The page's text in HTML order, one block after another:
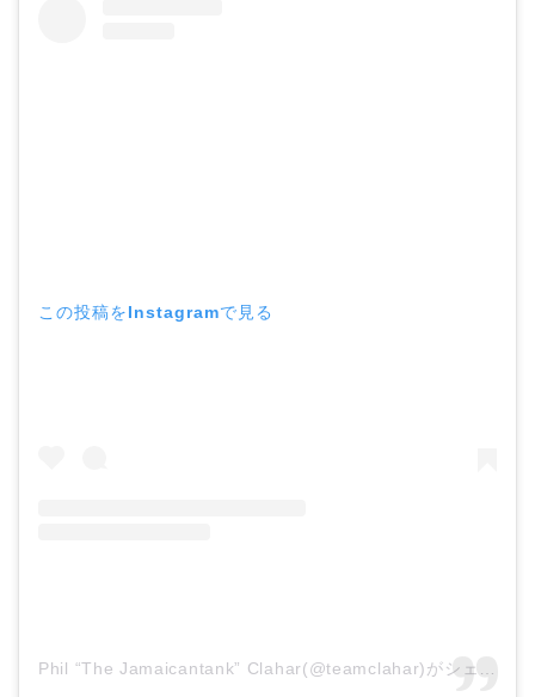
この投稿をInstagramで見る